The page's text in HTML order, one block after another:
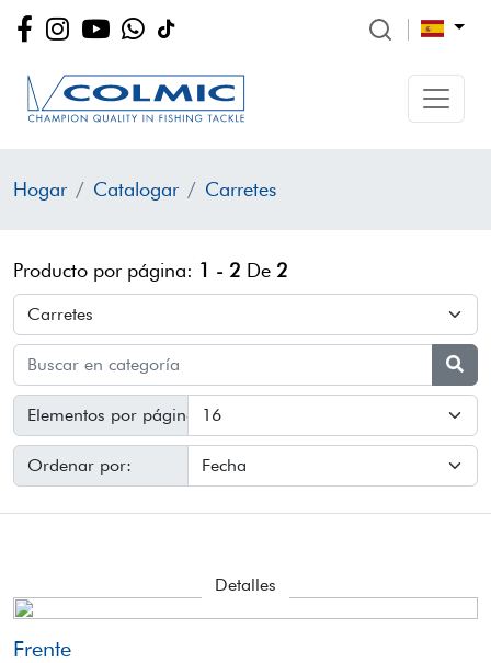
Hogar Catalogar Carretes
Producto por página: 1 - 2 De 2
Elementos por página:
Ordenar por:
Detalles
Frente